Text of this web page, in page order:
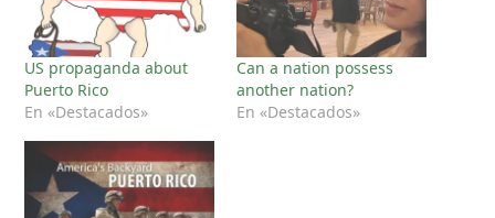
US propaganda about
Puerto Rico
En «Destacados»
Can a nation possess
another nation?
En «Destacados»